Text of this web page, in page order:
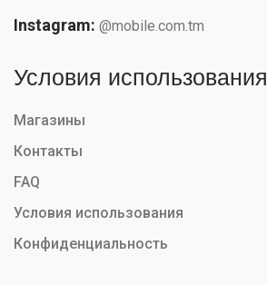
Instagram: @mobile.com.tm
Условия использования
Магазины
Контакты
FAQ
Условия использования
Конфиденциальность